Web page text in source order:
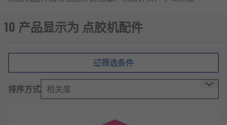
各样的点胶机配件。
PRO、Metcal、PAL等多款不同规格、型号的产品供
您挑选，从而满足不同的应用场景需求。
欢迎查看和订购欧时电子的点胶机配件计及相关产
10 产品显示为 点胶机配件
筛选条件
排序方式 相关度